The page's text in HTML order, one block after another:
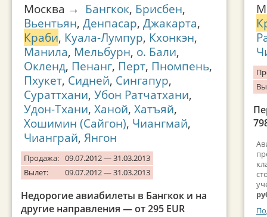
Москва → Бангкок, Брисбен,
Вьентьян, Денпасар, Джакарта,
Краби, Куала-Лумпур, Кхонкэн,
Манила, Мельбурн, о. Бали,
Окленд, Пенанг, Перт, Пномпень,
Пхукет, Сидней, Сингапур,
Сураттхани, Убон Ратчатхани,
Удон-Тхани, Ханой, Хатъяй,
Хошимин (Сайгон), Чиангмай,
Чианграй, Янгон
Продажа: 09.07.2012 — 31.03.2013
Вылет:
09.07.2012 — 31.03.2013
Недорогие авиабилеты в Бангкок и на
другие направления — от 295 EUR